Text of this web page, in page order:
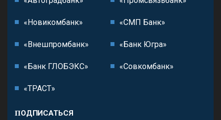
«Новикомбанк» «СМП Банк»
«Внешпромбанк» «Банк Югра»
«Банк ГЛОБЭКС» «Совкомбанк»
«ТРАСТ»
ПОДПИСАТЬСЯ